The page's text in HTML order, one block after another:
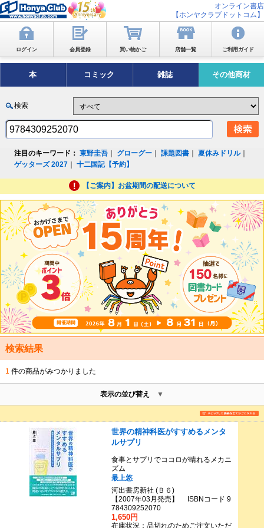
オンライン書店
【ホンヤクラブドットコム】
ログイン 会員登録 買い物かご 店舗一覧 ご利用ガイド
本 コミック 雑誌 その他商材
検索
注目のキーワード： 東野圭吾 グローグー ｜課題図書 ｜夏休みドリル｜
ゲッターズ 2027 ｜十二国記【予約】
【ご案内】お盆期間の配送について
検索結果
1 件の商品がみつかりました
表示の並び替え
世界の精神科医がすすめるメンタ
ルサプリ
食事とサプリでココロが晴れるメカニ
ズム
最上悠
河出書房新社 (Ｂ６)
【2007年03月発売】 ISBNコード 9
784309252070
1,650円
在庫状況：品切れのためご注文いただ